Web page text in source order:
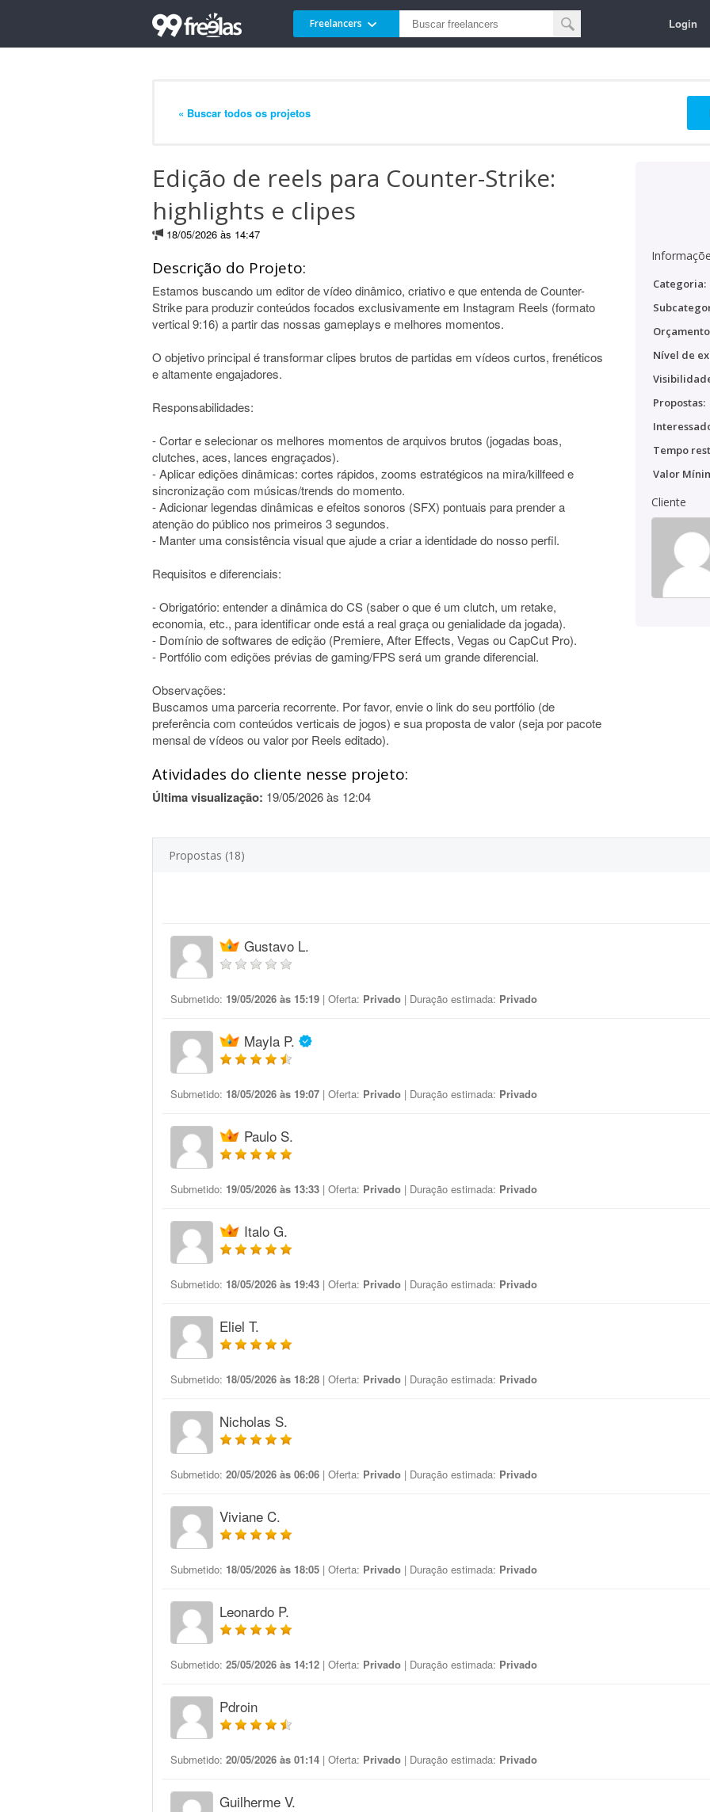
Freelancers Login
« Buscar todos os projetos
Edição de reels para Counter-Strike:
highlights e clipes
18/05/2026 às 14:47
Descrição do Projeto:
Estamos buscando um editor de vídeo dinâmico, criativo e que entenda de Counter-
Strike para produzir conteúdos focados exclusivamente em Instagram Reels (formato
vertical 9:16) a partir das nossas gameplays e melhores momentos.
O objetivo principal é transformar clipes brutos de partidas em vídeos curtos, frenéticos
e altamente engajadores.
Responsabilidades:
- Cortar e selecionar os melhores momentos de arquivos brutos (jogadas boas,
clutches, aces, lances engraçados).
- Aplicar edições dinâmicas: cortes rápidos, zooms estratégicos na mira/killfeed e
sincronização com músicas/trends do momento.
- Adicionar legendas dinâmicas e efeitos sonoros (SFX) pontuais para prender a
atenção do público nos primeiros 3 segundos.
- Manter uma consistência visual que ajude a criar a identidade do nosso perfil.
Requisitos e diferenciais:
- Obrigatório: entender a dinâmica do CS (saber o que é um clutch, um retake,
economia, etc., para identificar onde está a real graça ou genialidade da jogada).
- Domínio de softwares de edição (Premiere, After Effects, Vegas ou CapCut Pro).
- Portfólio com edições prévias de gaming/FPS será um grande diferencial.
Observações:
Buscamos uma parceria recorrente. Por favor, envie o link do seu portfólio (de
preferência com conteúdos verticais de jogos) e sua proposta de valor (seja por pacote
mensal de vídeos ou valor por Reels editado).
Atividades do cliente nesse projeto:
Última visualização: 19/05/2026 às 12:04
Categoria:
Nível de
Propostas:
Tempo
Valor
Cliente
Propostas (18)
Gustavo L.
Submetido: 19/05/2026 às 15:19 | Oferta: Privado | Duração estimada: Privado
Mayla P.
Submetido: 18/05/2026 às 19:07 | Oferta: Privado | Duração estimada: Privado
Paulo S.
Submetido: 19/05/2026 às 13:33 | Oferta: Privado | Duração estimada: Privado
Italo G.
Submetido: 18/05/2026 às 19:43 | Oferta: Privado | Duração estimada: Privado
Eliel T.
Submetido: 18/05/2026 às 18:28 | Oferta: Privado | Duração estimada: Privado
Nicholas S.
Submetido: 20/05/2026 às 06:06 | Oferta: Privado | Duração estimada: Privado
Viviane C.
Submetido: 18/05/2026 às 18:05 | Oferta: Privado | Duração estimada: Privado
Leonardo P.
Submetido: 25/05/2026 às 14:12 | Oferta: Privado | Duração estimada: Privado
Pdroin
Submetido: 20/05/2026 às 01:14 | Oferta: Privado | Duração estimada: Privado
Guilherme V.